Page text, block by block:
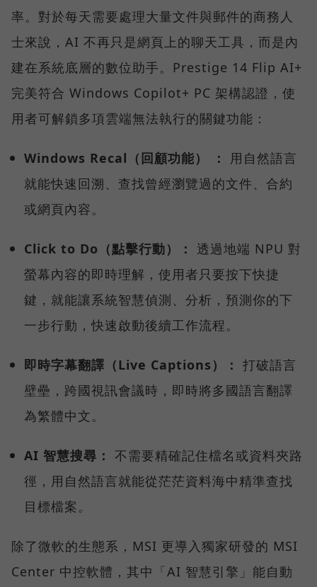
率。對於每天需要處理大量文件與郵件的商務人
士來說，AI 不再只是網頁上的聊天工具，而是內
建在系統底層的數位助手。Prestige 14 Flip AI+
完美符合 Windows Copilot+ PC 架構認證，使
用者可解鎖多項雲端無法執行的關鍵功能：
Windows Recal（回顧功能） ：
用自然語言
就能快速回溯、查找曾經瀏覽過的文件、合約
或網頁內容。
Click to Do（點擊行動）： 透過地端 NPU 對
螢幕內容的即時理解，使用者只要按下快捷
鍵，就能讓系統智慧偵測、分析，預測你的下
一步行動，快速啟動後續工作流程。
即時字幕翻譯（Live Captions）： 打破語言
壁壘，跨國視訊會議時，即時將多國語言翻譯
為繁體中文。
AI 智慧搜尋： 不需要精確記住檔名或資料夾路
徑，用自然語言就能從茫茫資料海中精準查找
目標檔案。
除了微軟的生態系，MSI 更導入獨家研發的 MSI
Center 中控軟體，其中「AI 智慧引擎」能自動